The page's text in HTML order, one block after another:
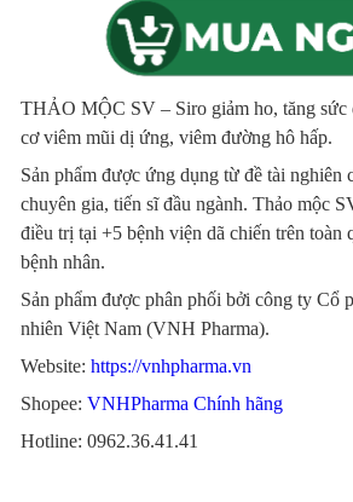
THẢO MỘC SV – Siro giảm ho, tăng sức
cơ viêm mũi dị ứng, viêm đường hô hấp.
Sản phẩm được ứng dụng từ đề tài nghiên
chuyên gia, tiến sĩ đầu ngành. Thảo mộc
điều trị tại +5 bệnh viện dã chiến trên toàn
bệnh nhân.
Sản phẩm được phân phối bởi công ty Cổ
nhiên Việt Nam (VNH Pharma).
Website: https://vnhpharma.vn
Shopee: VNHPharma Chính hãng
Hotline: 0962.36.41.41